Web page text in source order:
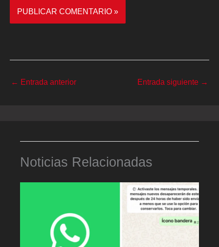
← Entrada anterior Entrada siguiente →
Noticias Relacionadas